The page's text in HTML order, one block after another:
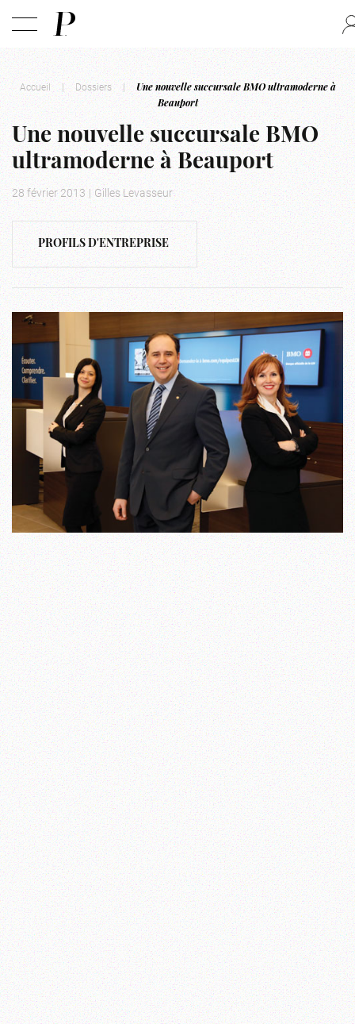
Accueil | Dossiers |
Une nouvelle succursale BMO ultramoderne à
Beauport
Une nouvelle succursale BMO
ultramoderne à Beauport
28 février 2013 | Gilles Levasseur
PROFILS D'ENTREPRISE